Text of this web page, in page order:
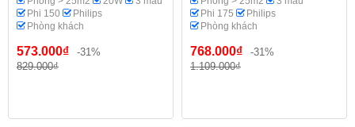
Phi 150
Philips
Phòng khách
573.000₫
-31%
829.000₫
Phi 175
Philips
Phòng khách
768.000₫
-31%
1.109.000₫